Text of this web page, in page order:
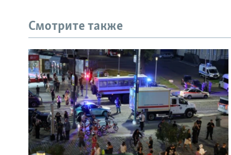
Смотрите также